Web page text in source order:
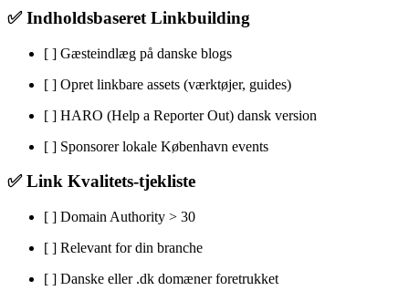
✅ Indholdsbaseret Linkbuilding
[ ] Gæsteindlæg på danske blogs
[ ] Opret linkbare assets (værktøjer, guides)
[ ] HARO (Help a Reporter Out) dansk version
[ ] Sponsorer lokale København events
✅ Link Kvalitets-tjekliste
[ ] Domain Authority > 30
[ ] Relevant for din branche
[ ] Danske eller .dk domæner foretrukket